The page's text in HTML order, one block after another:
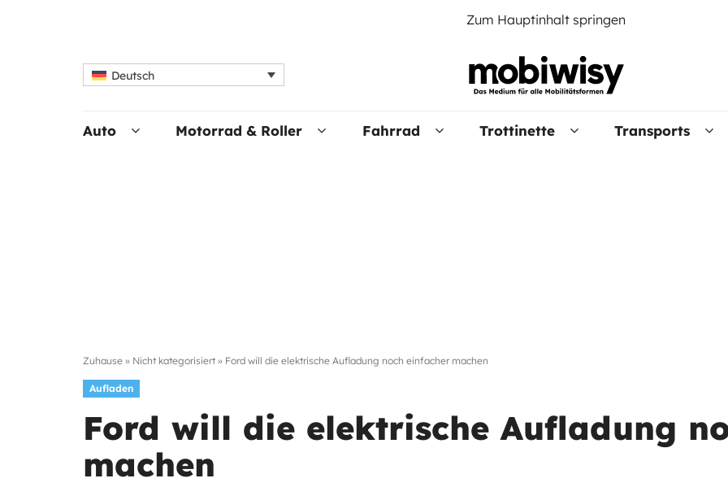
Zum Hauptinhalt springen
Deutsch
Auto Motorrad & Roller Fahrrad Trottinette Transports
Zuhause » Nicht kategorisiert » Ford will die elektrische Aufladung noch einfacher machen
Aufladen
Ford will die elektrische Aufladung
machen